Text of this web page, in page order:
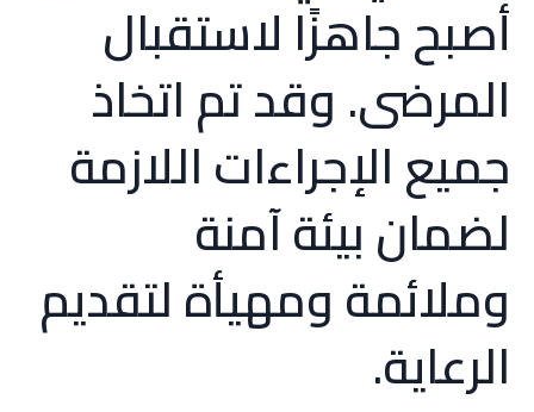
أصبح جاهزًا لاستقبال
المرضى. وقد تم اتخاذ
جميع الإجراءات اللازمة
لضمان بيئة آمنة
وملائمة ومهيأة لتقديم
الرعاية.